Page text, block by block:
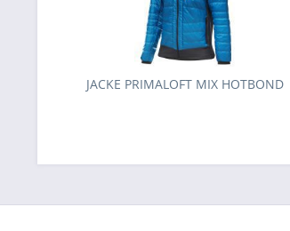
JACKE PRIMALOFT MIX HOTBOND